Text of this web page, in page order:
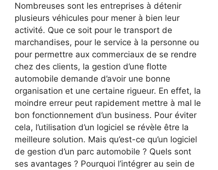
Nombreuses sont les entreprises à détenir
plusieurs véhicules pour mener à bien leur
activité. Que ce soit pour le transport de
marchandises, pour le service à la personne ou
pour permettre aux commerciaux de se rendre
chez des clients, la gestion d’une flotte
automobile demande d’avoir une bonne
organisation et une certaine rigueur. En effet, la
moindre erreur peut rapidement mettre à mal le
bon fonctionnement d’un business. Pour éviter
cela, l’utilisation d’un logiciel se révèle être la
meilleure solution. Mais qu’est-ce qu’un logiciel
de gestion d’un parc automobile ? Quels sont
ses avantages ? Pourquoi l’intégrer au sein de